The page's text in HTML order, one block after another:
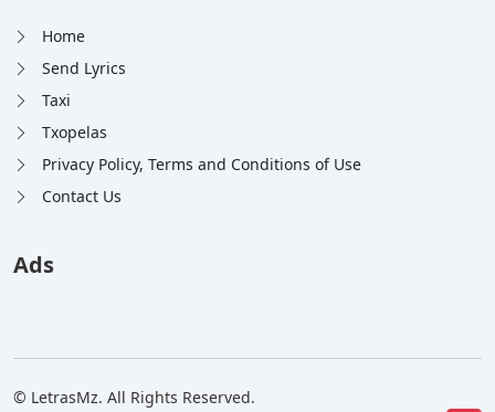
Home
Send Lyrics
Taxi
Txopelas
Privacy Policy, Terms and Conditions of Use
Contact Us
Ads
© LetrasMz. All Rights Reserved.